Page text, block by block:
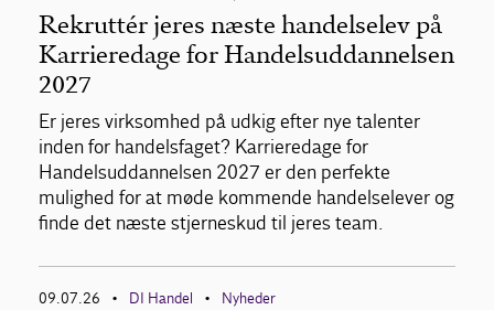
Rekruttér jeres næste handelselev på
Karrieredage for Handelsuddannelsen
2027
Er jeres virksomhed på udkig efter nye talenter
inden for handelsfaget? Karrieredage for
Handelsuddannelsen 2027 er den perfekte
mulighed for at møde kommende handelselever og
finde det næste stjerneskud til jeres team.
09.07.26 • DI Handel • Nyheder